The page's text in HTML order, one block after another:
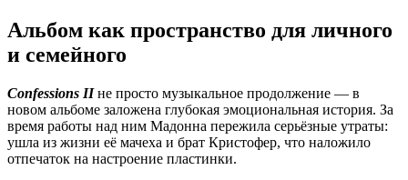
Альбом как пространство для личного
и семейного
Confessions IIне просто музыкальное продолжение — в
новом альбоме заложена глубокая эмоциональная история. За
время работы над ним Мадонна пережила серьёзные утраты:
ушла из жизни её мачеха и брат Кристофер, что наложило
отпечаток на настроение пластинки.